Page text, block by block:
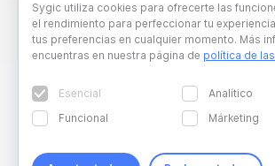
Sygic utiliza cookies para ofrecerte las
el rendimiento para perfeccionar tu
tus preferencias en cualquier momento. Más
encuentras en nuestra página de política de
Esencial
Analítico
Funcional
Márketing